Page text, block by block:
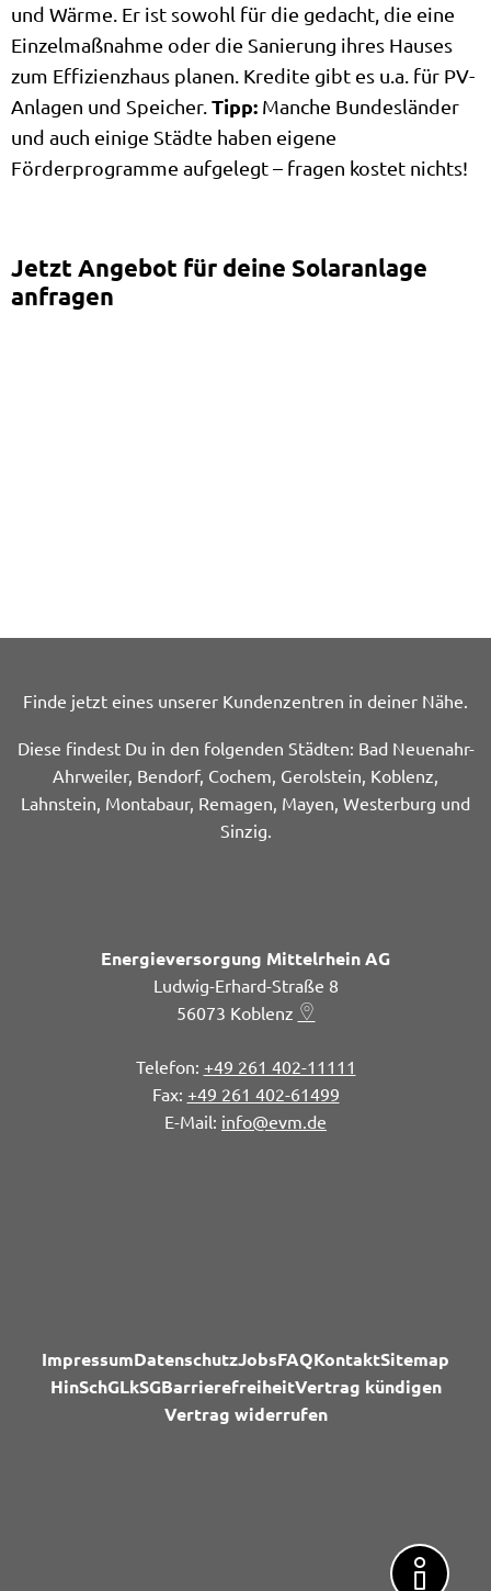
und Wärme. Er ist sowohl für die gedacht, die eine
Einzelmaßnahme oder die Sanierung ihres Hauses
zum Effizienzhaus planen. Kredite gibt es u.a. für PV-
Anlagen und Speicher. Tipp: Manche Bundesländer
und auch einige Städte haben eigene
Förderprogramme aufgelegt – fragen kostet nichts!
Jetzt Angebot für deine Solaranlage
anfragen
Finde jetzt eines unserer Kundenzentren in deiner Nähe.
Diese findest Du in den folgenden Städten: Bad Neuenahr-
Ahrweiler, Bendorf, Cochem, Gerolstein, Koblenz,
Lahnstein, Montabaur, Remagen, Mayen, Westerburg und
Sinzig.
Energieversorgung Mittelrhein AG
Ludwig-Erhard-Straße 8
56073 Koblenz
+49 261 402-11111
+49 261 402-61499
info@evm.de
ImpressumDatenschutzJobsFAQKontaktSitemap
HinSchGLkSGBarrierefreiheitVertrag kündigen
Vertrag widerrufen